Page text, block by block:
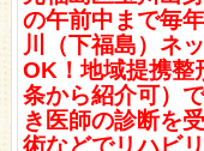
の午前中まで毎
川（下福島）ネ
OK！地域提携整
条から紹介可）
き医師の診断を
術などでリハビ